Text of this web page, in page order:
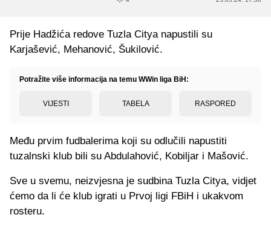
Prije Hadžića redove Tuzla Citya napustili su
Karjašević, Mehanović, Šukilović.
Potražite više informacija na temu WWin liga BiH:
VIJESTI TABELA RASPORED
Među prvim fudbalerima koji su odlučili napustiti
tuzalnski klub bili su Abdulahović, Kobiljar i Mašović.
Sve u svemu, neizvjesna je sudbina Tuzla Citya, vidjet
ćemo da li će klub igrati u Prvoj ligi FBiH i ukakvom
rosteru.